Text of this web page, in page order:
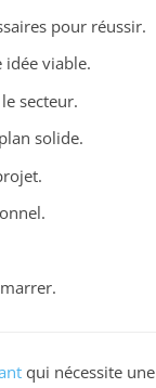
pour réussir.
idée viable.
secteur.
solide.
qui nécessite une